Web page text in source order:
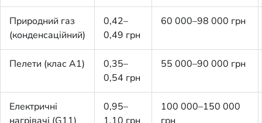
Природний газ
(конденсаційний)
0,42–
0,49 грн
60 000–98 000 грн
Пелети (клас A1)
0,35–
0,54 грн
55 000–90 000 грн
Електричні
0,95–
100 000–150 000